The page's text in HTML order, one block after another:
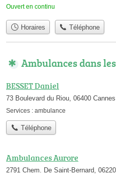
Ouvert en continu
Horaires Téléphone
Ambulances dans
BESSET Daniel
73 Boulevard du Riou, 06400 Cannes
Services : ambulance
Téléphone
Ambulances Aurore
2791 Chem. De Saint-Bernard,